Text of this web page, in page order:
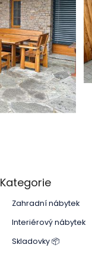
kategorie
Kategorie
Zahradní nábytek
Interiérový nábytek
Skladovky 📦